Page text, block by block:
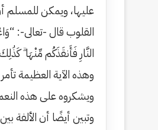
عليها، ويمكن للمسلم
القلوب قال -تعالى-:
النَّارِ فَأَنقَذَكُم مِّنْهَا
وهذه الآية العظيمة
ويشكروه على هذه
وتبين أيضًا أن الألفة